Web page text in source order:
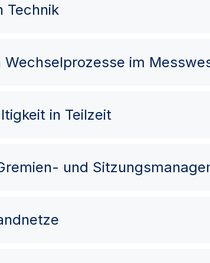
Technik
Wechselprozesse im
in Teilzeit
und